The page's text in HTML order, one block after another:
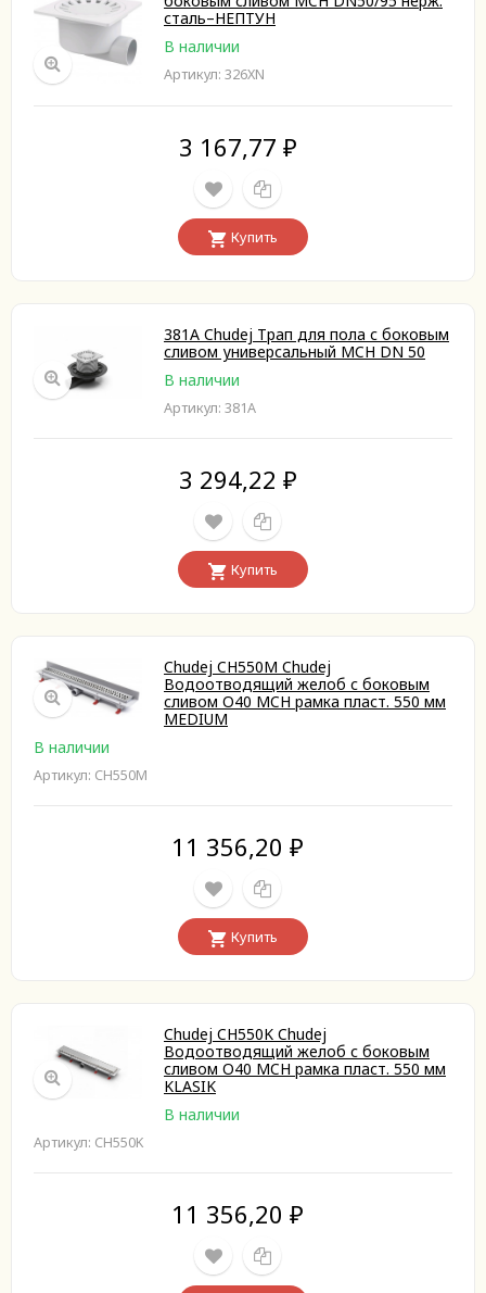
сталь–НЕПТУН
В наличии
Артикул: 326XN
3 167,77 ₽
Купить
381A Chudej Трап для пола с боковым
сливом универсальный MCH DN 50
В наличии
Артикул: 381A
3 294,22 ₽
Купить
Chudej CH550M Chudej
Водоотводящий желоб с боковым
сливом O40 MCH рамка пласт. 550 мм
MEDIUM
В наличии
Артикул: CH550M
11 356,20 ₽
Купить
Chudej CH550K Chudej
Водоотводящий желоб с боковым
сливом O40 MCH рамка пласт. 550 мм
KLASIK
В наличии
Артикул: CH550K
11 356,20 ₽